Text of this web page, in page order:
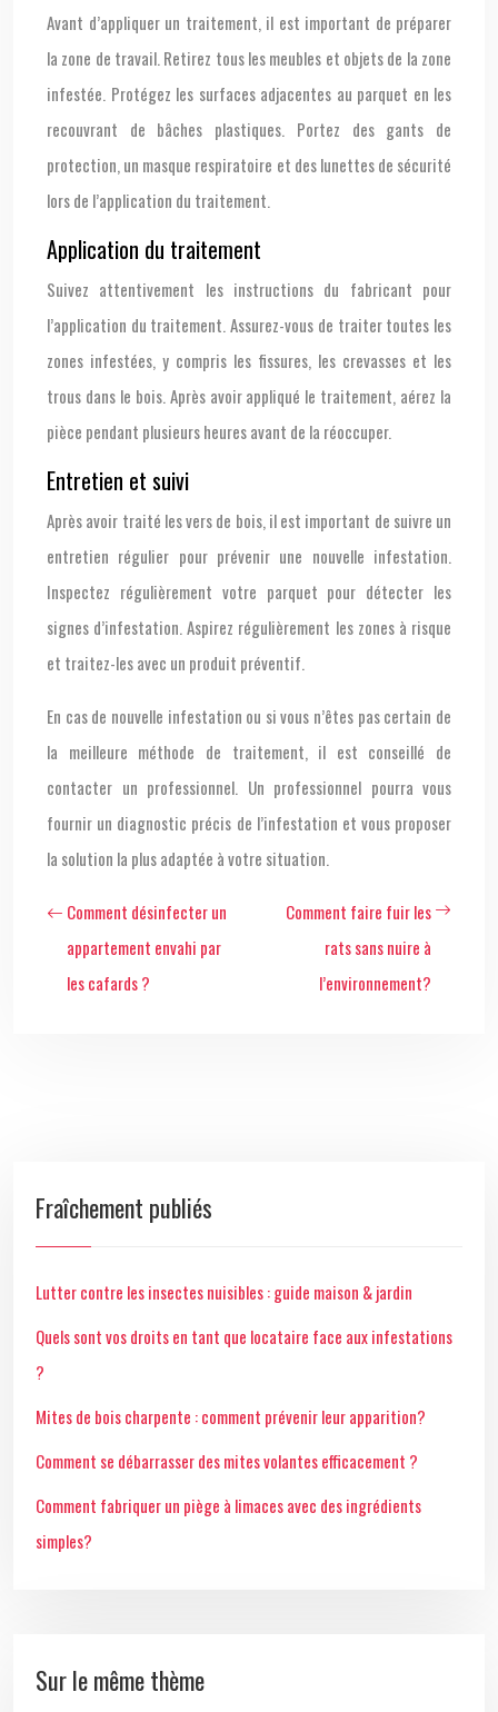
Avant d’appliquer un traitement, il est important de préparer
la zone de travail. Retirez tous les meubles et objets de la zone
infestée. Protégez les surfaces adjacentes au parquet en les
recouvrant de bâches plastiques. Portez des gants de
protection, un masque respiratoire et des lunettes de sécurité
lors de l’application du traitement.
Application du traitement
Suivez attentivement les instructions du fabricant pour
l’application du traitement. Assurez-vous de traiter toutes les
zones infestées, y compris les fissures, les crevasses et les
trous dans le bois. Après avoir appliqué le traitement, aérez la
pièce pendant plusieurs heures avant de la réoccuper.
Entretien et suivi
Après avoir traité les vers de bois, il est important de suivre un
entretien régulier pour prévenir une nouvelle infestation.
Inspectez régulièrement votre parquet pour détecter les
signes d’infestation. Aspirez régulièrement les zones à risque
et traitez-les avec un produit préventif.
En cas de nouvelle infestation ou si vous n’êtes pas certain de
la meilleure méthode de traitement, il est conseillé de
contacter un professionnel. Un professionnel pourra vous
fournir un diagnostic précis de l’infestation et vous proposer
la solution la plus adaptée à votre situation.
Comment désinfecter un
appartement envahi par
les cafards ?
Comment faire fuir les
rats sans nuire à
l’environnement?
Fraîchement publiés
Lutter contre les insectes nuisibles : guide maison & jardin
Quels sont vos droits en tant que locataire face aux infestations
?
Mites de bois charpente : comment prévenir leur apparition?
Comment se débarrasser des mites volantes efficacement ?
Comment fabriquer un piège à limaces avec des ingrédients
simples?
Sur le même thème